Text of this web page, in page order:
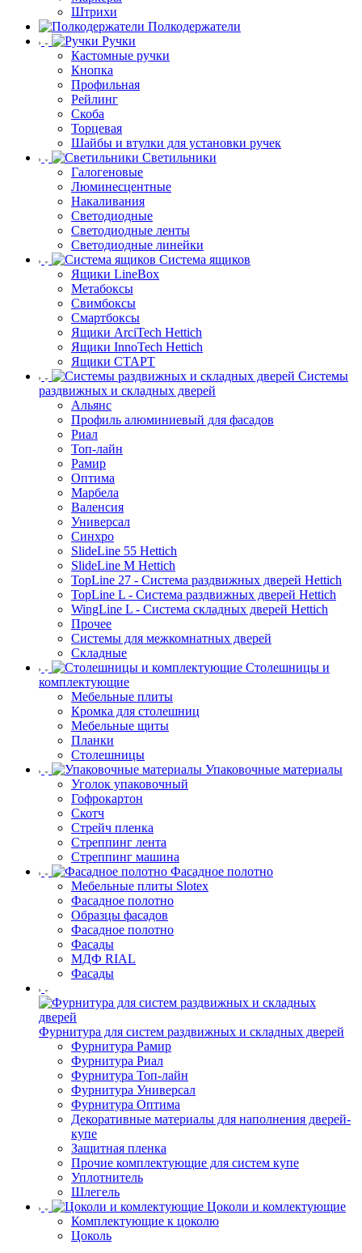
Штрихи
Полкодержатели
Ручки
Кастомные ручки
Кнопка
Профильная
Рейлинг
Скоба
Торцевая
Шайбы и втулки для установки ручек
Светильники
Галогеновые
Люминесцентные
Накаливания
Светодиодные
Светодиодные ленты
Светодиодные линейки
Система ящиков
Ящики LineBox
Метабоксы
Свимбоксы
Смартбоксы
Ящики ArciTech Hettich
Ящики InnoTech Hettich
Ящики СТАРТ
Системы
раздвижных и складных дверей
Альянс
Профиль алюминиевый для фасадов
Риал
Топ-лайн
Рамир
Оптима
Марбела
Валенсия
Универсал
Синхро
SlideLine 55 Hettich
SlideLine M Hettich
TopLine 27 - Система раздвижных дверей Hettich
TopLine L - Система раздвижных дверей Hettich
WingLine L - Система складных дверей Hettich
Прочее
Системы для межкомнатных дверей
Складные
Столешницы и
комплектующие
Мебельные плиты
Кромка для столешниц
Мебельные щиты
Планки
Столешницы
Упаковочные материалы
Уголок упаковочный
Гофрокартон
Скотч
Стрейч пленка
Стреппинг лента
Стреппинг машина
Фасадное полотно
Мебельные плиты Slotex
Фасадное полотно
Образцы фасадов
Фасадное полотно
Фасады
МДФ RIAL
Фасады
Фурнитура для систем раздвижных и складных дверей
Фурнитура Рамир
Фурнитура Риал
Фурнитура Топ-лайн
Фурнитура Универсал
Фурнитура Оптима
Декоративные материалы для наполнения дверей-
купе
Защитная пленка
Прочие комплектующие для систем купе
Уплотнитель
Шлегель
Цоколи и комлектующие
Комплектующие к цоколю
Цоколь